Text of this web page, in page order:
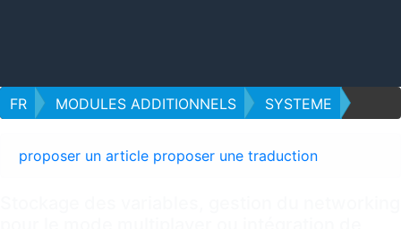
FR MODULES ADDITIONNELS SYSTEME
proposer un article proposer une traduction